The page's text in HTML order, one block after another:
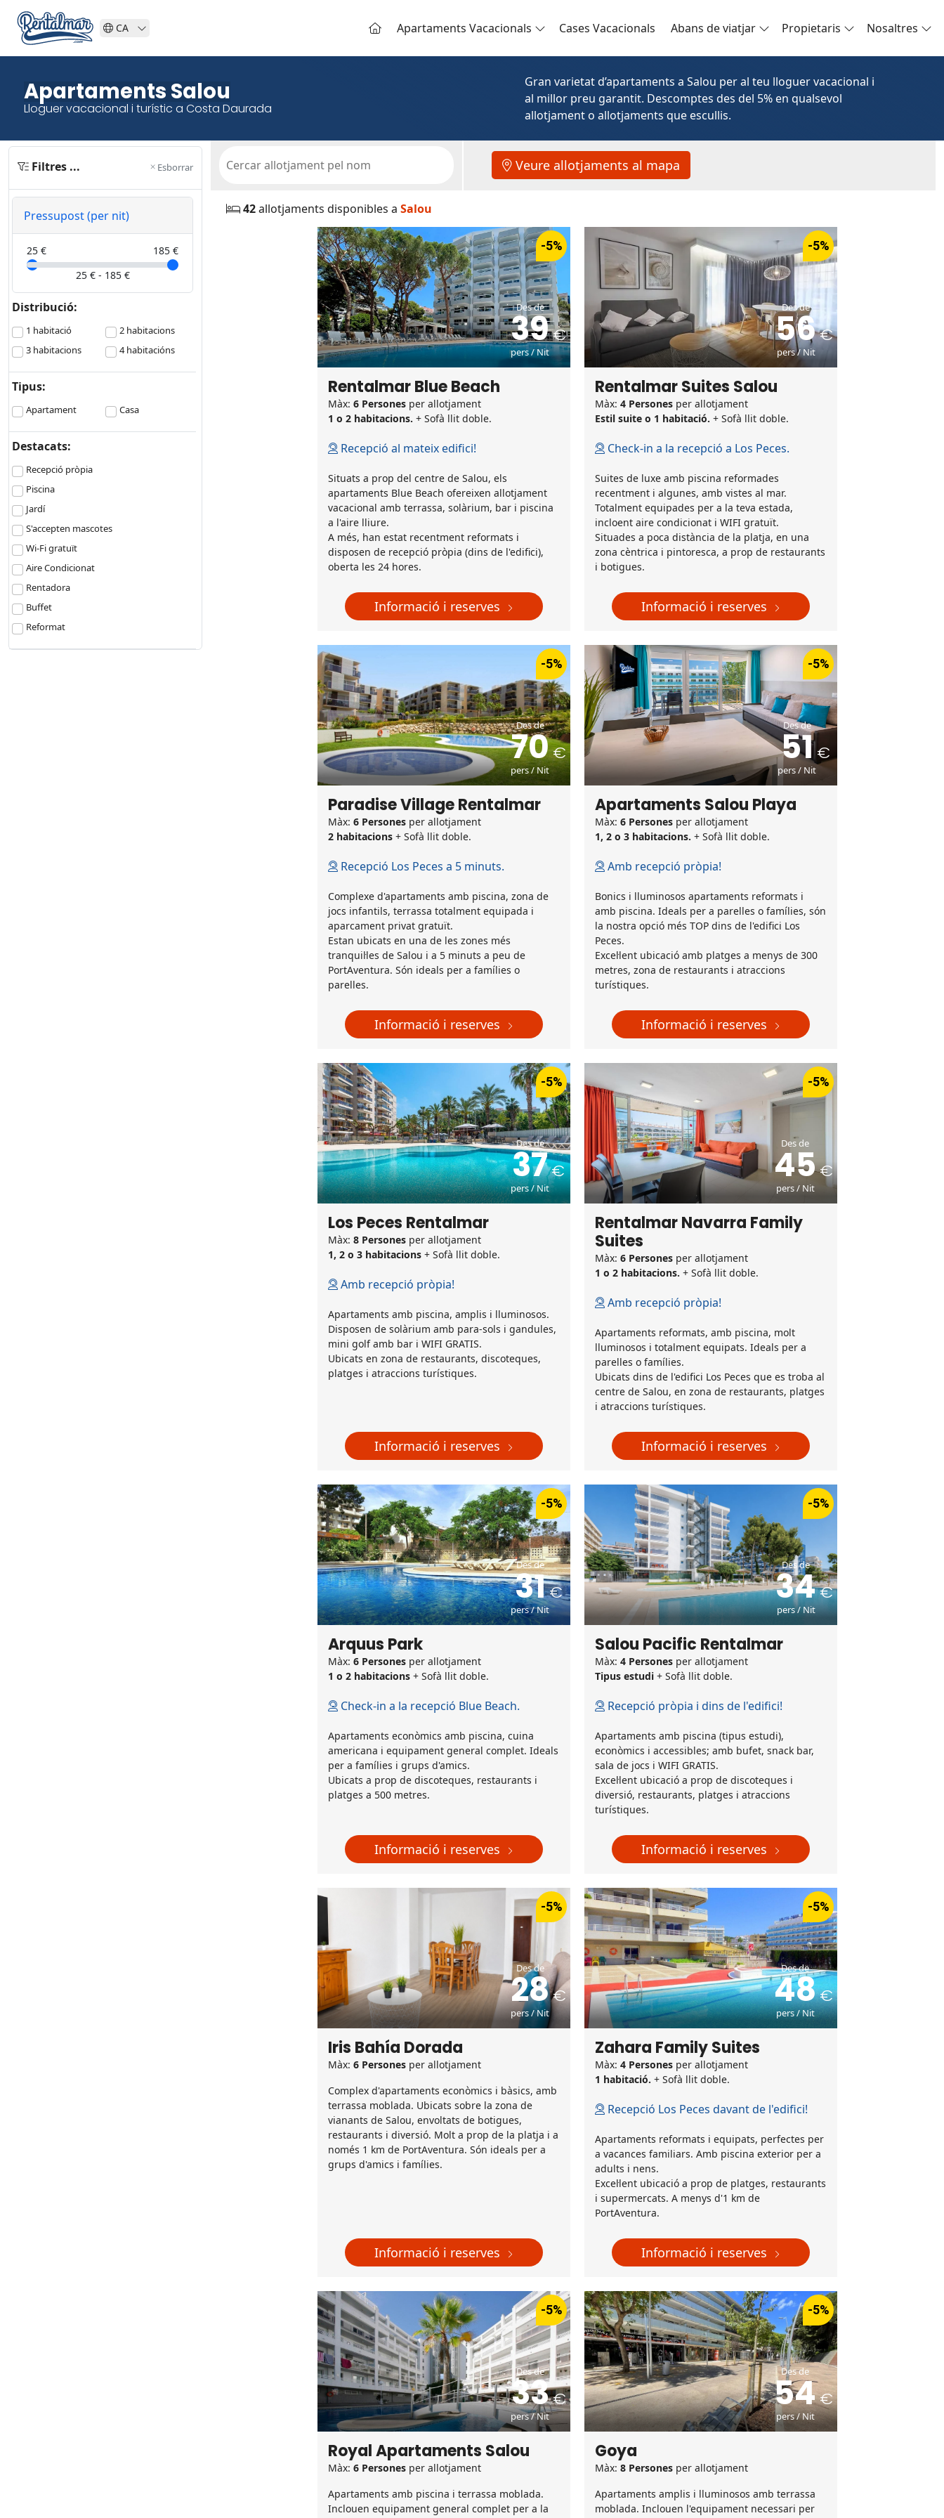
CA Apartaments Vacacionals Cases Vacacionals Abans de viatjar Propietaris Nosaltres
Apartaments Salou
Lloguer vacacional i turístic a Costa Daurada
Gran varietat d’apartaments a Salou per al teu lloguer vacacional i
al millor preu garantit. Descomptes des del 5% en qualsevol
allotjament o allotjaments que escullis.
Filtres ... Esborrar
Pressupost (per nit)
25 €
185 €
25€ - 185€
Distribució:
1 habitació
2 habitacions
3 habitacions
4 habitacións
Tipus:
Apartament Casa
Destacats:
Recepció pròpia
Piscina
Jardí
S'accepten mascotes
Wi-Fi gratuït
Aire Condicionat
Rentadora
Buffet
Reformat
Veure allotjaments al mapa
42allotjaments disponibles a Salou
-5%
Des de
39
pers / Nit
Rentalmar Blue Beach
Màx: 6 Persones per allotjament
1 o 2 habitacions. + Sofà llit doble.
Recepció al mateix edifici!
Situats a prop del centre de Salou, els
apartaments Blue Beach ofereixen allotjament
vacacional amb terrassa, solàrium, bar i piscina
a l'aire lliure.
A més, han estat recentment reformats i
disposen de recepció pròpia (dins de l'edifici),
oberta les 24 hores.
Informació i reserves
-5%
Des de
56
pers / Nit
Rentalmar Suites Salou
Màx: 4 Persones per allotjament
Estil suite o 1 habitació. + Sofà llit doble.
Check-in a la recepció a Los Peces.
Suites de luxe amb piscina reformades
recentment i algunes, amb vistes al mar.
Totalment equipades per a la teva estada,
incloent aire condicionat i WIFI gratuït.
Situades a poca distància de la platja, en una
zona cèntrica i pintoresca, a prop de restaurants
i botigues.
Informació i reserves
-5%
Des de
70
pers / Nit
Paradise Village Rentalmar
Màx: 6 Persones per allotjament
2 habitacions + Sofà llit doble.
Recepció Los Peces a 5 minuts.
Complexe d'apartaments amb piscina, zona de
jocs infantils, terrassa totalment equipada i
aparcament privat gratuït.
Estan ubicats en una de les zones més
tranquil·les de Salou i a 5 minuts a peu de
PortAventura. Són ideals per a famílies o
parelles.
Informació i reserves
-5%
Des de
51
pers / Nit
Apartaments Salou Playa
Màx: 6 Persones per allotjament
1, 2 o 3 habitacions. + Sofà llit doble.
Amb recepció pròpia!
Bonics i lluminosos apartaments reformats i
amb piscina. Ideals per a parelles o famílies, són
la nostra opció més TOP dins de l'edifici Los
Peces.
Excel·lent ubicació amb platges a menys de 300
metres, zona de restaurants i atraccions
turístiques.
Informació i reserves
-5%
Des de
37
pers / Nit
Los Peces Rentalmar
Màx: 8 Persones per allotjament
1, 2 o 3 habitacions + Sofà llit doble.
Amb recepció pròpia!
Apartaments amb piscina, amplis i lluminosos.
Disposen de solàrium amb para-sols i gandules,
mini golf amb bar i WIFI GRATIS.
Ubicats en zona de restaurants, discoteques,
platges i atraccions turístiques.
Informació i reserves
-5%
Des de
45
pers / Nit
Rentalmar Navarra Family
Suites
Màx: 6 Persones per allotjament
1 o 2 habitacions. + Sofà llit doble.
Amb recepció pròpia!
Apartaments reformats, amb piscina, molt
lluminosos i totalment equipats. Ideals per a
parelles o famílies.
Ubicats dins de l'edifici Los Peces que es troba al
centre de Salou, en zona de restaurants, platges
i atraccions turístiques.
Informació i reserves
-5%
Des de
31
pers / Nit
Arquus Park
Màx: 6 Persones per allotjament
1 o 2 habitacions + Sofà llit doble.
Check-in a la recepció Blue Beach.
Apartaments econòmics amb piscina, cuina
americana i equipament general complet. Ideals
per a famílies i grups d'amics.
Ubicats a prop de discoteques, restaurants i
platges a 500 metres.
Informació i reserves
-5%
Des de
34
pers / Nit
Salou Pacific Rentalmar
Màx: 4 Persones per allotjament
Tipus estudi + Sofà llit doble.
Recepció pròpia i dins de l'edifici!
Apartaments amb piscina (tipus estudi),
econòmics i accessibles; amb bufet, snack bar,
sala de jocs i WIFI GRATIS.
Excel·lent ubicació a prop de discoteques i
diversió, restaurants, platges i atraccions
turístiques.
Informació i reserves
-5%
Des de
28
pers / Nit
Iris Bahía Dorada
Màx: 6 Persones per allotjament
Complex d'apartaments econòmics i bàsics, amb
terrassa moblada. Ubicats sobre la zona de
vianants de Salou, envoltats de botigues,
restaurants i diversió. Molt a prop de la platja i a
només 1 km de PortAventura. Són ideals per a
grups d'amics i famílies.
Informació i reserves
-5%
Des de
48
pers / Nit
Zahara Family Suites
Màx: 4 Persones per allotjament
1 habitació. + Sofà llit doble.
Recepció Los Peces davant de l'edifici!
Apartaments reformats i equipats, perfectes per
a vacances familiars. Amb piscina exterior per a
adults i nens.
Excel·lent ubicació a prop de platges, restaurants
i supermercats. A menys d'1 km de
PortAventura.
Informació i reserves
-5%
Des de
33
pers / Nit
Royal Apartaments Salou
Màx: 6 Persones per allotjament
Apartaments amb piscina i terrassa moblada.
Inclouen equipament general complet per a la
-5%
Des de
54
pers / Nit
Goya
Màx: 8 Persones per allotjament
Apartaments amplis i lluminosos amb terrassa
moblada. Inclouen l'equipament necessari per